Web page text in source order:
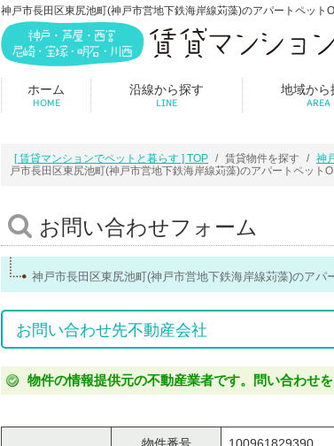
神戸市長田区東尻池町(神戸市営地下鉄海岸線苅藻)のアパートペッ
ホーム
HOME
沿線から探す
LINE
地域から
AREA
[ 賃貸マンションでペットと暮らす ] TOP 賃貸物件を探す 神
戸市長田区東尻池町(神戸市営地下鉄海岸線苅藻)のアパートペット
お問い合わせフォーム
神戸市長田区東尻池町(神戸市営地下鉄海岸線苅藻)のア
お問い合わせ先不動産会社
物件の情報提供元の不動産業者です。問い合わせ